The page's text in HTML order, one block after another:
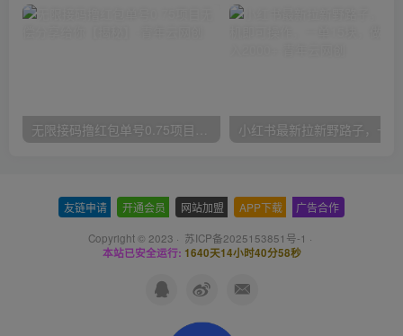
友链申请 开通会员 网站加盟 APP下载 广告合作
Copyright © 2023 · 苏ICP备2025153851号-1 ·
本站已安全运行: 1640天14小时40分59秒